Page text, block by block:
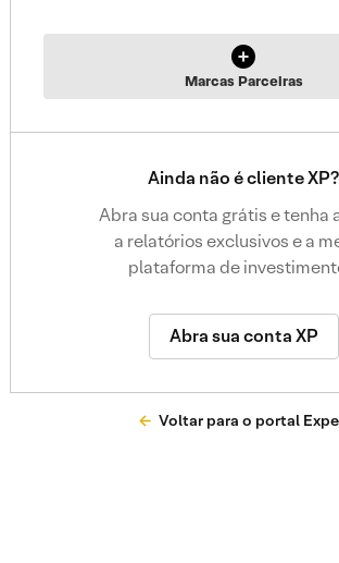
Marcas Parceiras
Ainda não é cliente XP?
Abra sua conta grátis e tenha
a relatórios exclusivos e a
plataforma de
Abra sua conta XP
Voltar para o portal